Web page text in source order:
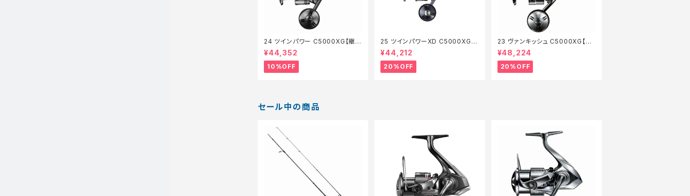
24 ツインパワー C5000XG【継続
セール_リール】【10】
¥44,352
10%OFF
25 ツインパワーXD C5000XG
【特価リール】【20】
¥44,212
20%OFF
23 ヴァンキッシュ C5000XG【特
価リール】【20】
¥48,224
20%OFF
セール中の商品